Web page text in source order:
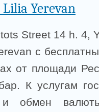
Yerevan
Street 14 h. 4,
с
от площади
К услугам
и обмен